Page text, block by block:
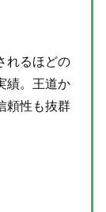
れるほどの
績。王道か
頼性も抜群